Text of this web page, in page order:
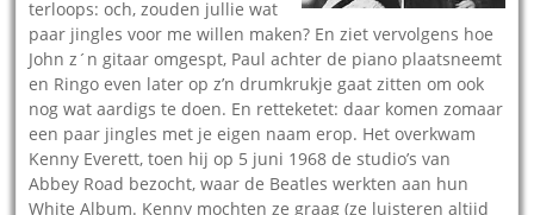
terloops: och, zouden jullie wat
paar jingles voor me willen maken? En ziet vervolgens hoe
John z´n gitaar omgespt, Paul achter de piano plaatsneemt
en Ringo even later op z’n drumkrukje gaat zitten om ook
nog wat aardigs te doen. En retteketet: daar komen zomaar
een paar jingles met je eigen naam erop. Het overkwam
Kenny Everett, toen hij op 5 juni 1968 de studio’s van
Abbey Road bezocht, waar de Beatles werkten aan hun
White Album. Kenny mochten ze graag (ze luisteren altijd